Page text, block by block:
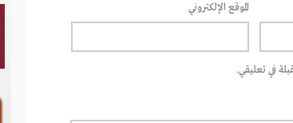
الموقع الإلكتروني
في تعليقي.